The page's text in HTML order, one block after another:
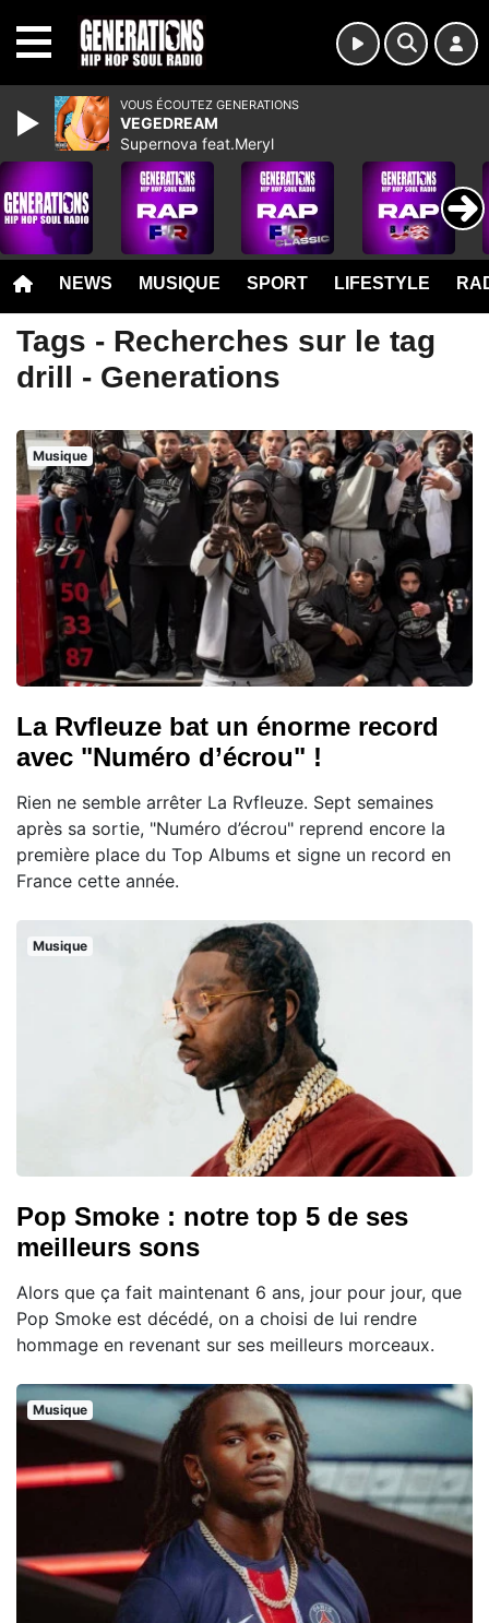
NEWS MUSIQUE SPORT LIFESTYLE
Tags - Recherches sur le tag
drill - Generations
Musique
La Rvfleuze bat un énorme record
avec "Numéro d’écrou" !
Rien ne semble arrêter La Rvfleuze. Sept semaines
après sa sortie, "Numéro d’écrou" reprend encore la
première place du Top Albums et signe un record en
France cette année.
Musique
Pop Smoke : notre top 5 de ses
meilleurs sons
Alors que ça fait maintenant 6 ans, jour pour jour, que
Pop Smoke est décédé, on a choisi de lui rendre
hommage en revenant sur ses meilleurs morceaux.
Musique
VOUS ÉCOUTEZ GENERATIONS
VEGEDREAM
Supernova feat.Meryl